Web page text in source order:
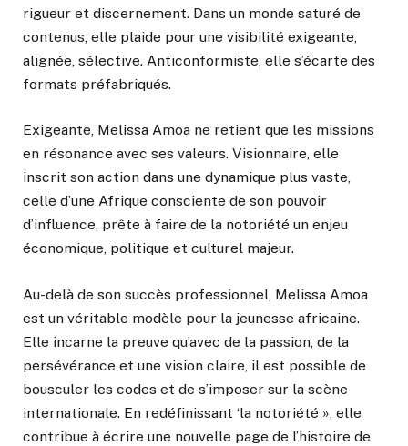
rigueur et discernement. Dans un monde saturé de
contenus, elle plaide pour une visibilité exigeante,
alignée, sélective. Anticonformiste, elle s’écarte des
formats préfabriqués.
Exigeante, Melissa Amoa ne retient que les missions
en résonance avec ses valeurs. Visionnaire, elle
inscrit son action dans une dynamique plus vaste,
celle d’une Afrique consciente de son pouvoir
d’influence, prête à faire de la notoriété un enjeu
économique, politique et culturel majeur.
Au-delà de son succès professionnel, Melissa Amoa
est un véritable modèle pour la jeunesse africaine.
Elle incarne la preuve qu’avec de la passion, de la
persévérance et une vision claire, il est possible de
bousculer les codes et de s’imposer sur la scène
internationale. En redéfinissant ‘la notoriété », elle
contribue à écrire une nouvelle page de l’histoire de